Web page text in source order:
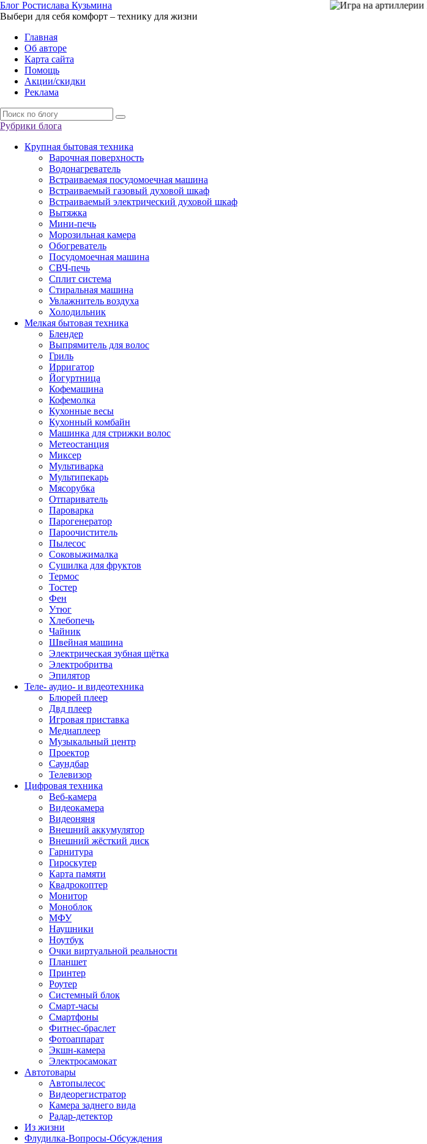
Блог Ростислава Кузьмина
Выбери для себя комфорт – технику для жизни
Главная
Об авторе
Карта сайта
Помощь
Акции/скидки
Реклама
Рубрики блога
Крупная бытовая техника
Варочная поверхность
Водонагреватель
Встраиваемая посудомоечная машина
Встраиваемый газовый духовой шкаф
Встраиваемый электрический духовой шкаф
Вытяжка
Мини-печь
Морозильная камера
Обогреватель
Посудомоечная машина
СВЧ-печь
Сплит система
Стиральная машина
Увлажнитель воздуха
Холодильник
Мелкая бытовая техника
Блендер
Выпрямитель для волос
Гриль
Ирригатор
Йогуртница
Кофемашина
Кофемолка
Кухонные весы
Кухонный комбайн
Машинка для стрижки волос
Метеостанция
Миксер
Мультиварка
Мультипекарь
Мясорубка
Отпариватель
Пароварка
Парогенератор
Пароочиститель
Пылесос
Соковыжималка
Сушилка для фруктов
Термос
Тостер
Фен
Утюг
Хлебопечь
Чайник
Швейная машина
Электрическая зубная щётка
Электробритва
Эпилятор
Теле- аудио- и видеотехника
Блюрей плеер
Двд плеер
Игровая приставка
Медиаплеер
Музыкальный центр
Проектор
Саундбар
Телевизор
Цифровая техника
Веб-камера
Видеокамера
Видеоняня
Внешний аккумулятор
Внешний жёсткий диск
Гарнитура
Гироскутер
Карта памяти
Квадрокоптер
Монитор
Моноблок
МФУ
Наушники
Ноутбук
Очки виртуальной реальности
Планшет
Принтер
Роутер
Системный блок
Смарт-часы
Смартфоны
Фитнес-браслет
Фотоаппарат
Экшн-камера
Электросамокат
Автотовары
Автопылесос
Видеорегистратор
Камера заднего вида
Радар-детектор
Из жизни
Флудилка-Вопросы-Обсуждения